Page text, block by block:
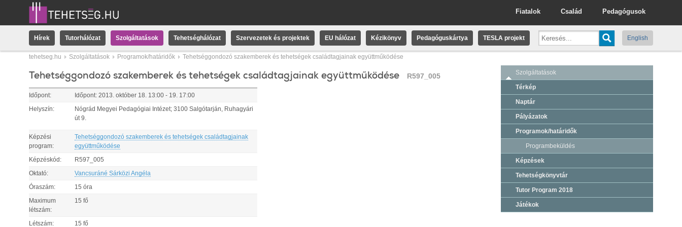
Pedagógusok
Család
Fiatalok
Hírek Tutorhálózat Szolgáltatások Tehetséghálózat Szervezetek és projektek EU hálózat Kézikönyv Pedagóguskártya TESLA projekt English
tehetseg.hu Szolgáltatások Programok/határidők Tehetséggondozó szakemberek és tehetségek családtagjainak együttműködése
Tehetséggondozó szakemberek és tehetségek családtagjainak együttműködése R597_005
Időpont: Időpont: 2013. október 18 13:00 - 19 17:00
Helyszín:
Nógrád Megyei Pedagógiai Intézet; 3100 Salgótarján, Ruhagyári
út 9.
Képzési
program:
Tehetséggondozó szakemberek és tehetségek családtagjainak
együttműködése
Képzéskód: R597_005
Oktató: Vancsuráné Sárközi Angéla
Óraszám: 15 óra
Maximum
létszám:
15 fő
Létszám: 15 fő
Szolgáltatások
Térkép
Naptár
Pályázatok
Programok/határidők
Programbeküldés
Képzések
Tehetségkönyvtár
Tutor Program 2018
Játékok